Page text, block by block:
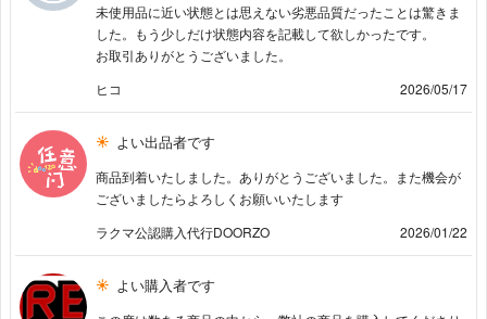
未使用品に近い状態とは思えない劣悪品質だったことは驚きま
した。もう少しだけ状態内容を記載して欲しかったです。
お取引ありがとうございました。
ヒコ
2026/05/17
よい出品者です
商品到着いたしました。ありがとうございました。また機会が
ございましたらよろしくお願いいたします
ラクマ公認購入代行DOORZO
2026/01/22
よい購入者です